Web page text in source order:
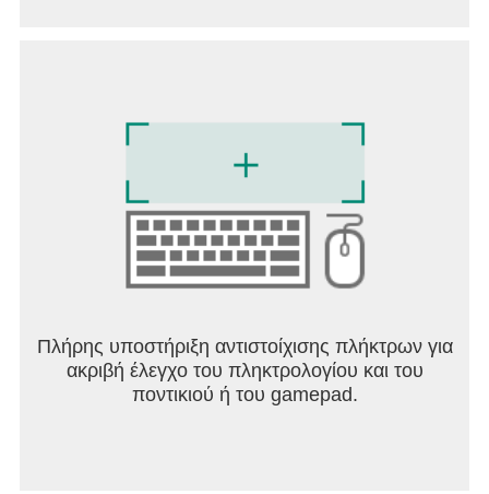
Πλήρης υποστήριξη αντιστοίχισης πλήκτρων για
ακριβή έλεγχο του πληκτρολογίου και του
ποντικιού ή του gamepad.